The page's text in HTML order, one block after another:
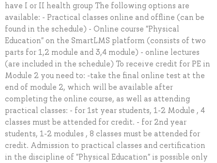
have I or II health group The following options are
available: - Practical classes online and offline (can be
found in the schedule) - Online course "Physical
Education" on the SmartLMS platform (consists of two
parts for 1,2 module and 3,4 module) - online lectures
(are included in the schedule) To receive credit for PE in
Module 2 you need to: -take the final online test at the
end of module 2, which will be available after
completing the online course, as well as attending
practical classes: - for 1st year students, 1-2 Module , 4
classes must be attended for credit. - for 2nd year
students, 1-2 modules , 8 classes must be attended for
credit. Admission to practical classes and certification
in the discipline of "Physical Education" is possible only